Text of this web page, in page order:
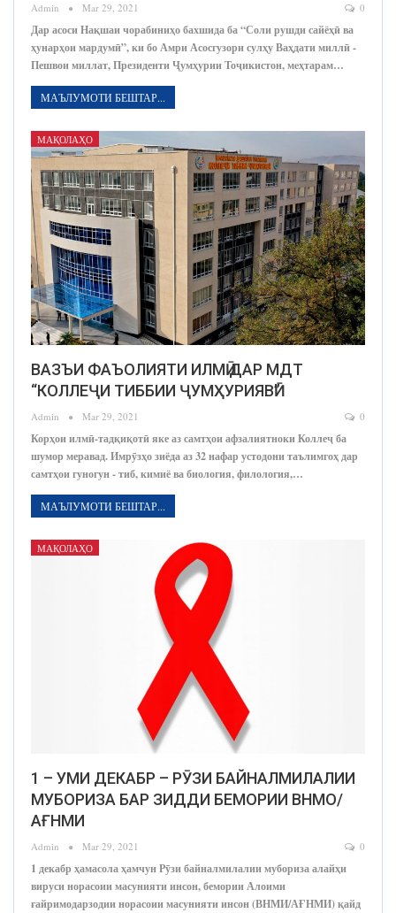
Admin Mar 29, 2021 0
Дар асоси Нақшаи чорабиниҳо бахшида ба “Соли рушди сайёҳӣ ва
ҳунарҳои мардумӣ”, ки бо Амри Асосгузори сулҳу Ваҳдати миллӣ -
Пешвои миллат, Президенти Ҷумҳурии Тоҷикистон, мeҳтарам…
МАЪЛУМОТИ БЕШТАР...
МАҚОЛАҲО
ВАЗЪИ ФАЪОЛИЯТИ ИЛМӢ ДАР МДТ
“КОЛЛЕҶИ ТИББИИ ҶУМҲУРИЯВӢ”
Admin Mar 29, 2021 0
Корҳои илмӣ-тадқиқотӣ яке аз самтҳои афзалиятноки Коллеҷ ба
шумор меравад. Имрӯзҳо зиёда аз 32 нафар устодони таълимгоҳ дар
самтҳои гуногун - тиб, кимиё ва биология, филология,…
МАЪЛУМОТИ БЕШТАР...
МАҚОЛАҲО
1 – УМИ ДЕКАБР – РӮЗИ БАЙНАЛМИЛАЛИИ
МУБОРИЗА БАР ЗИДДИ БЕМОРИИ ВНМО/
АҒНМИ
Admin Mar 29, 2021 0
1 декабр ҳамасола ҳамчун Рӯзи байналмилалии мубориза алайҳи
вируси норасоии масунияти инсон, бемории Алоими
ғайримодарзодии норасоии масунияти инсон (ВНМИ/АҒНМИ) қайд